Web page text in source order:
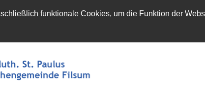
funktionale Cookies, um die Funktion der